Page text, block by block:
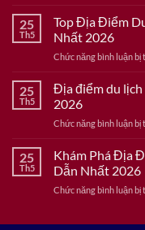
25
Th5
Top Địa Điểm
Nhất 2026
Chức năng bình luận bị
25
Th5
Địa điểm du lịch
2026
Chức năng bình luận bị
25
Th5
Khám Phá Địa
Dẫn Nhất 2026
Chức năng bình luận bị